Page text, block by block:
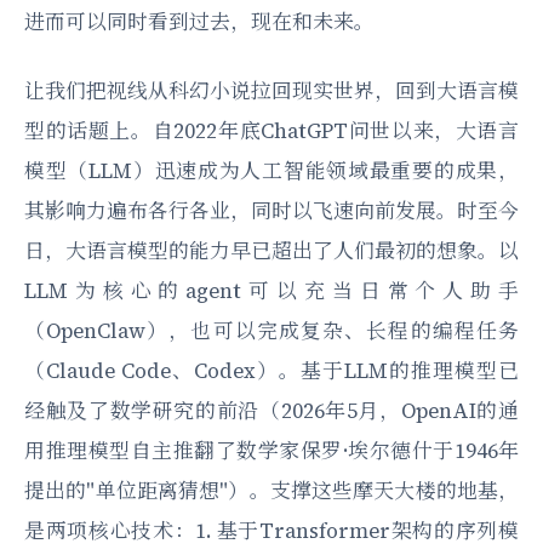
进而可以同时看到过去，现在和未来。
让我们把视线从科幻小说拉回现实世界，回到大语言模
型的话题上。自2022年底ChatGPT问世以来，大语言
模型（LLM）迅速成为人工智能领域最重要的成果，
其影响力遍布各行各业，同时以飞速向前发展。时至今
日，大语言模型的能力早已超出了人们最初的想象。以
LLM为核心的agent可以充当日常个人助手
（OpenClaw），也可以完成复杂、长程的编程任务
（Claude Code、Codex）。基于LLM的推理模型已
经触及了数学研究的前沿（2026年5月，OpenAI的通
用推理模型自主推翻了数学家保罗·埃尔德什于1946年
提出的"单位距离猜想"）。支撑这些摩天大楼的地基，
是两项核心技术：1. 基于Transformer架构的序列模